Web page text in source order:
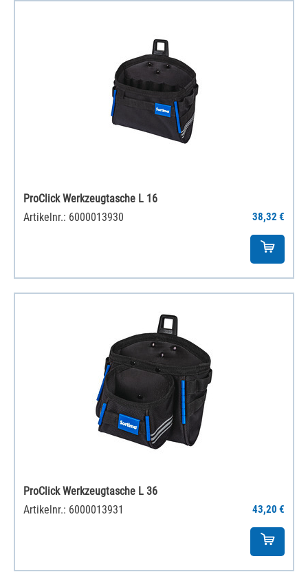
ProClick Werkzeugtasche L 16
Artikelnr.: 6000013930
38,32 €
ProClick Werkzeugtasche L 36
Artikelnr.: 6000013931
43,20 €